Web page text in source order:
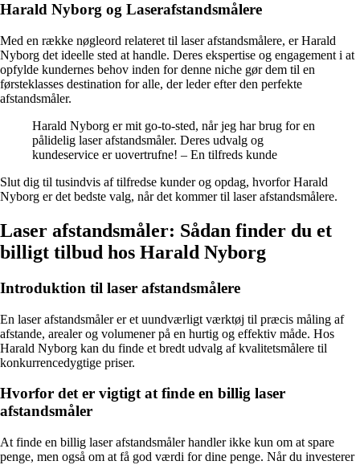
Harald Nyborg og Laserafstandsmålere
Med en række nøgleord relateret til laser afstandsmålere, er Harald
Nyborg det ideelle sted at handle. Deres ekspertise og engagement i at
opfylde kundernes behov inden for denne niche gør dem til en
førsteklasses destination for alle, der leder efter den perfekte
afstandsmåler.
Harald Nyborg er mit go-to-sted, når jeg har brug for en
pålidelig laser afstandsmåler. Deres udvalg og
kundeservice er uovertrufne! – En tilfreds kunde
Slut dig til tusindvis af tilfredse kunder og opdag, hvorfor Harald
Nyborg er det bedste valg, når det kommer til laser afstandsmålere.
Laser afstandsmåler: Sådan finder du et
billigt tilbud hos Harald Nyborg
Introduktion til laser afstandsmålere
En laser afstandsmåler er et uundværligt værktøj til præcis måling af
afstande, arealer og volumener på en hurtig og effektiv måde. Hos
Harald Nyborg kan du finde et bredt udvalg af kvalitetsmålere til
konkurrencedygtige priser.
Hvorfor det er vigtigt at finde en billig laser
afstandsmåler
At finde en billig laser afstandsmåler handler ikke kun om at spare
penge, men også om at få god værdi for dine penge. Når du investerer